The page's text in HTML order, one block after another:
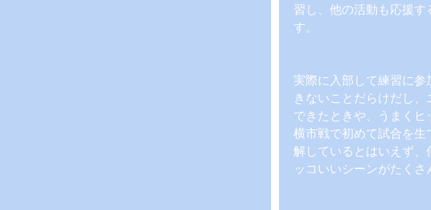
習し、他の活動も応援
す。
実際に入部して練習に
きないことだらけだし
できたときや、うまく
横市戦で初めて試合を
解しているとはいえず
ッコいいシーンがたくさ